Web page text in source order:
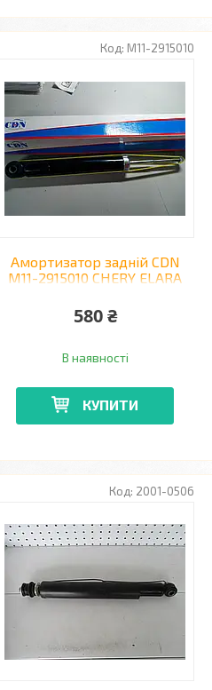
M11-2915010
Амортизатор задній CDN
M11-2915010 CHERY ELARA
580 ₴
В наявності
КУПИТИ
2001-0506